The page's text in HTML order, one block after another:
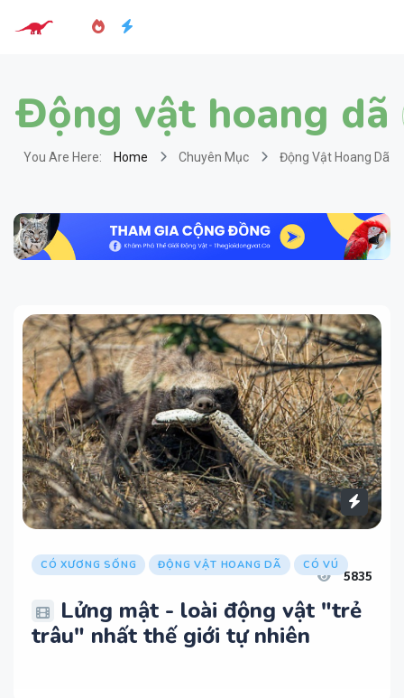
Động vật hoang dã
You Are Here: Home Chuyên Mục Động Vật Hoang Dã
CÓ XƯƠNG SỐNG ĐỘNG VẬT HOANG DÃ CÓ VÚ
5835
Lửng mật - loài động vật "trẻ
trâu" nhất thế giới tự nhiên